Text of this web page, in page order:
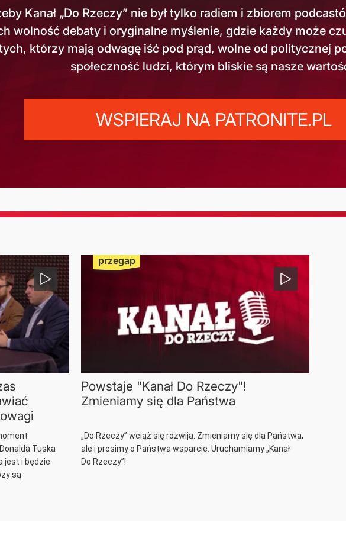
Kanał „Do Rzeczy” nie był tylko radiem i zbiorem
wolność debaty i oryginalne myślenie, gdzie każdy może
którzy mają odwagę iść pod prąd, wolne od politycznej
społeczność ludzi, którym bliskie są nasze
WSPIERAJ NA PATRONITE.PL
Tuska
jest i będzie
są
Powstaje "Kanał Do Rzeczy"!
Zmieniamy się dla Państwa
„Do Rzeczy” wciąż się rozwija. Zmieniamy się dla Państwa,
ale i prosimy o Państwa wsparcie. Uruchamiamy „Kanał
Do Rzeczy”!
przegap